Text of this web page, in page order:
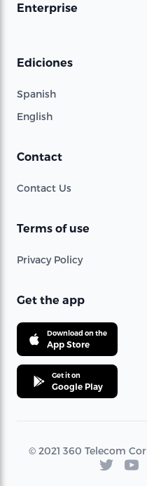
Enterprise
Ediciones
Spanish
English
Contact
Contact Us
Terms of use
Privacy Policy
Get the app
Download on the
App Store
Get it on
Google Play
© 2021 360 Telecom